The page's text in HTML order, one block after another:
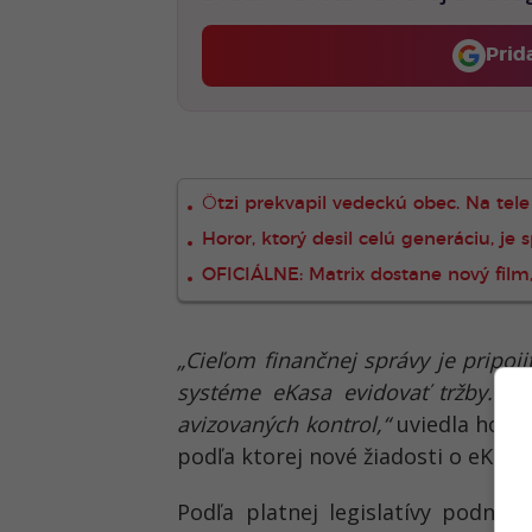
Ötzi prekvapil vedeckú obec. Na
Horor, ktorý desil celú generáciu, je
OFICIÁLNE: Matrix dostane nový
„Cieľom finančnej správy je
systéme eKasa evidovať tržby.
avizovaných kontrol,“uviedla
podľa ktorej nové žiadosti o
Podľa platnej legislatívy